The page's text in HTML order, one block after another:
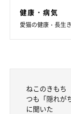
健康・病気
愛猫の健康・長生
ねこのきもち
つも「隠れが
に聞いた